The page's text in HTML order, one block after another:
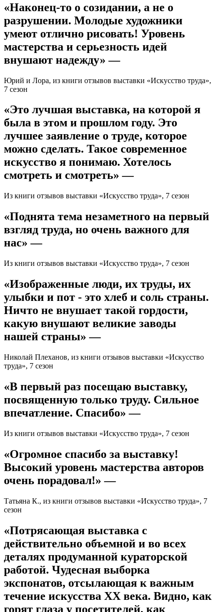
«Наконец-то о созидании, а не о
разрушении. Молодые художники
умеют отлично рисовать! Уровень
мастерства и серьезность идей
внушают надежду» —
Юрий и Лора, из книги отзывов выставки «Искусство труда»,
7 сезон
«Это лучшая выставка, на которой я
была в этом и прошлом году. Это
лучшее заявление о труде, которое
можно сделать. Такое современное
искусство я понимаю. Хотелось
смотреть и смотреть» —
Из книги отзывов выставки «Искусство труда», 7 сезон
«Поднята тема незаметного на первый
взгляд труда, но очень важного для
нас» —
Из книги отзывов выставки «Искусство труда», 7 сезон
«Изображенные люди, их труды, их
улыбки и пот - это хлеб и соль страны.
Ничто не внушает такой гордости,
какую внушают великие заводы
нашей страны» —
Николай Плеханов, из книги отзывов выставки «Искусство
труда», 7 сезон
«В первый раз посещаю выставку,
посвященную только труду. Сильное
впечатление. Спасибо» —
Из книги отзывов выставки «Искусство труда», 7 сезон
«Огромное спасибо за выставку!
Высокий уровень мастерства авторов
очень порадовал!» —
Татьяна К., из книги отзывов выставки «Искусство труда», 7
сезон
«Потрясающая выставка с
действительно объемной и во всех
деталях продуманной кураторской
работой. Чудесная выборка
экспонатов, отсылающая к важным
течение искусства ХХ века. Видно, как
горят глаза у посетителей, как